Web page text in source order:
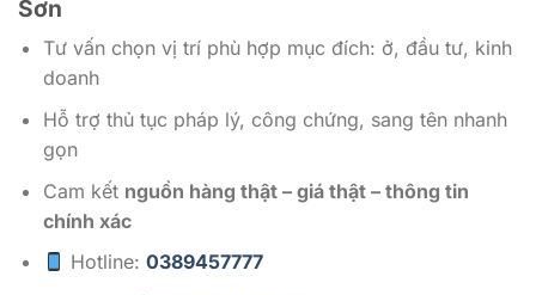
Sơn
Tư vấn chọn vị trí phù hợp mục đích: ở, đầu tư, kinh
doanh
Hỗ trợ thủ tục pháp lý, công chứng, sang tên nhanh
gọn
Cam kết nguồn hàng thật – giá thật – thông tin
chính xác
Hotline:0389457777